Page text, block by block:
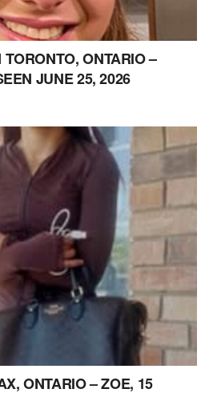
ONTARIO –
JUNE 25, 2026
ONTARIO – ZOE, 15